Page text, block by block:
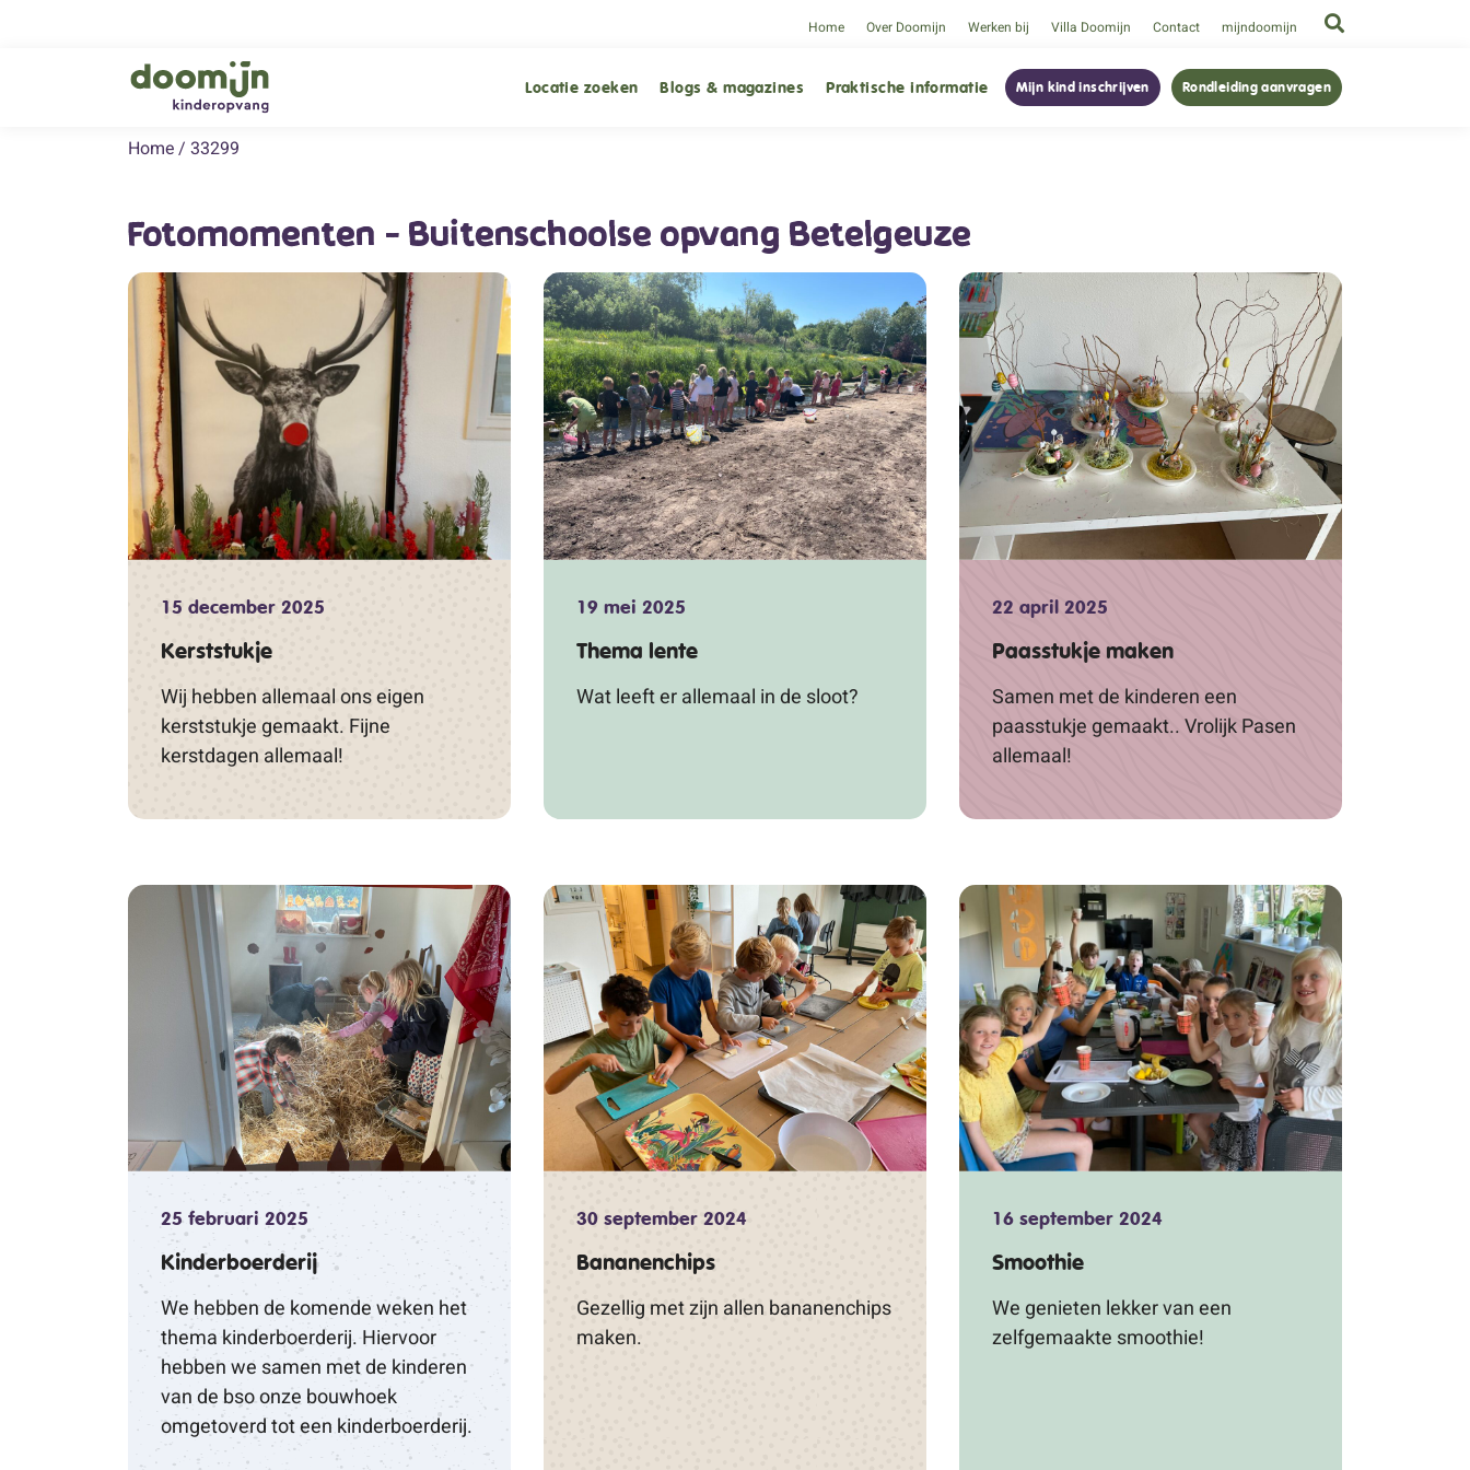
Home Over Doomijn Werken bij Villa Doomijn Contact mijndoomijn
Locatie zoeken Blogs & magazines Praktische informatie Mijn kind inschrijven Rondleiding aanvragen
Home / 33299
Fotomomenten - Buitenschoolse opvang Betelgeuze
15 december 2025
Kerststukje
Wij hebben allemaal ons eigen
kerststukje gemaakt. Fijne
kerstdagen allemaal!
19 mei 2025
Thema lente
Wat leeft er allemaal in de sloot?
22 april 2025
Paasstukje maken
Samen met de kinderen een
paasstukje gemaakt.. Vrolijk Pasen
allemaal!
25 februari 2025
Kinderboerderij
We hebben de komende weken het
thema kinderboerderij. Hiervoor
hebben we samen met de kinderen
van de bso onze bouwhoek
omgetoverd tot een kinderboerderij.
30 september 2024
Bananenchips
Gezellig met zijn allen bananenchips
maken.
16 september 2024
Smoothie
We genieten lekker van een
zelfgemaakte smoothie!